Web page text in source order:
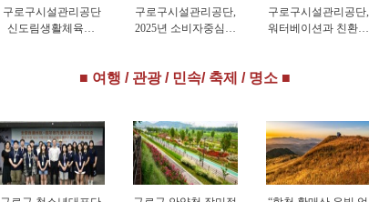
구로구시설관리공단
신도림생활체육관,
구로구시설관리공단,
2025년 소비자중심경
구로구시설관리공단,
워터베이션과 친환경
■ 여행 / 관광 / 민속/ 축제 / 명소 ■